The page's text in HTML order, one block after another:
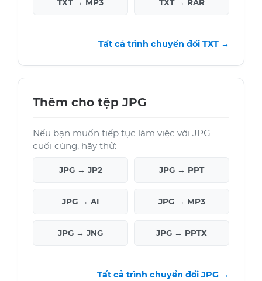
TXT → MP3 TXT → RAR
Tất cả trình chuyển đổi TXT →
Thêm cho tệp JPG
Nếu bạn muốn tiếp tục làm việc với JPG
cuối cùng, hãy thử:
JPG → JP2 JPG → PPT
JPG → AI JPG → MP3
JPG → JNG JPG → PPTX
Tất cả trình chuyển đổi JPG →